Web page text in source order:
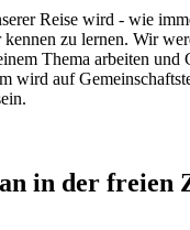
Reise wird - wie
kennen zu lernen. Wir
Thema arbeiten und
wird auf
in der freien